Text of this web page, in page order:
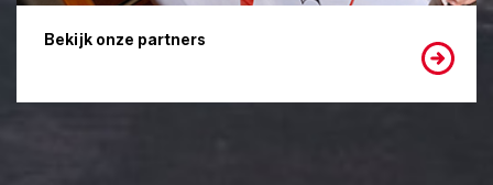
Bekijk onze partners